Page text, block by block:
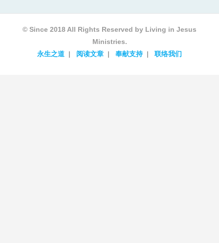
© Since 2018 All Rights Reserved by Living in Jesus
Ministries.
永生之道
阅读文章 奉献支持 联络我们